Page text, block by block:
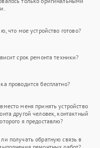
что мое устройство готово?
срок ремонта техники?
проводится бесплатно?
меня принять устройство
другой человек, контактный
я предоставлю?
получать обратную связь в